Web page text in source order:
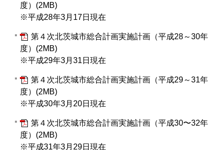
度）(2MB)
※平成28年3月17日現在
第４次北茨城市総合計画実施計画（平成28～30年
度）(2MB)
※平成29年3月31日現在
第４次北茨城市総合計画実施計画（平成29～31年
度）(2MB)
※平成30年3月20日現在
第４次北茨城市総合計画実施計画（平成30〜32年
度）(2MB)
※平成31年3月29日現在